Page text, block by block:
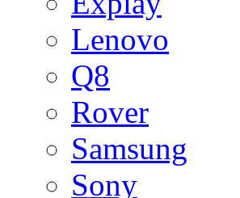
Lenovo
Q8
Rover
Samsung
Sony